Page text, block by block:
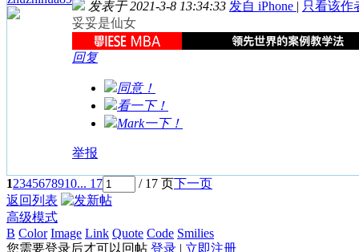
发表于 2021-3-8 13:34:33 发自 iPhone | 只看该作
妥妥是仙女
回复
同意！
看一下！
Mark一下！
举报
12345678910... 17 / 17 页下一页
返回列表
高级模式
B Color Image Link Quote Code Smilies
您需要登录后才可以回帖 登录 | 立即注册